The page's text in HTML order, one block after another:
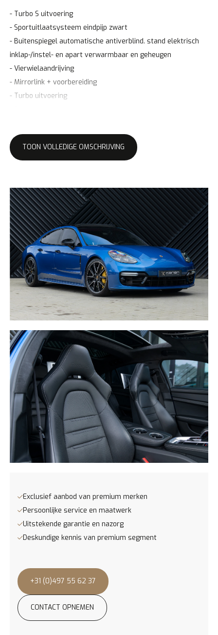
- Turbo S uitvoering
- Sportuitlaatsysteem eindpijp zwart
- Buitenspiegel automatische antiverblind. stand elektrisch
inklap-/instel- en apart verwarmbaar en geheugen
- Vierwielaandrijving
- Mirrorlink + voorbereiding
- Turbo uitvoering
- Sluithulp portieren (Softclose portieren)
- ACC Adaptieve Cruise Control
- 4 Zone Climatronic
- Ledkoplamp PDLS+ zwart
- Head Up Display
- Sport Chrono Pakket Plus
- Stoelventilatie voor Aircostoel
- Binnenverlichting Sfeer + achterbankorientering
- 3 Spaaks multifunctioneel stuurwiel, verwarmbaar
- Stuurkolom axiaal en verticaal instelbaar elektrisch
memory
- Armleuning midden met Porsche Logo
- Verkeersbordenherkenning
Internet meeneemprijs € 83.900,-
Prijs op basis van inruil/garantie € 86.900,-
TOON VOLLEDIGE OMSCHRIJVING
Exclusief aanbod van premium merken
Persoonlijke service en maatwerk
Uitstekende garantie en nazorg
Deskundige kennis van premium segment
+31 (0)497 55 62 37
CONTACT OPNEMEN